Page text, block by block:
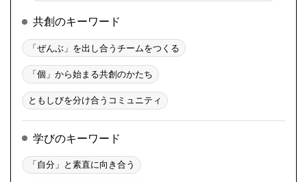
共創のキーワード
「ぜんぶ」を出し合うチームをつくる
「個」から始まる共創のかたち
ともしびを分け合うコミュニティ
学びのキーワード
「自分」と素直に向き合う